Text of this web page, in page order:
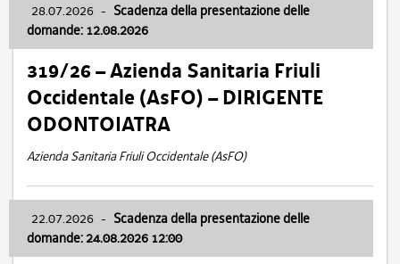
28.07.2026 - Scadenza della presentazione delle
domande: 12.08.2026
319/26 – Azienda Sanitaria Friuli
Occidentale (AsFO) – DIRIGENTE
ODONTOIATRA
Azienda Sanitaria Friuli Occidentale (AsFO)
22.07.2026 - Scadenza della presentazione delle
domande: 24.08.2026 12:00